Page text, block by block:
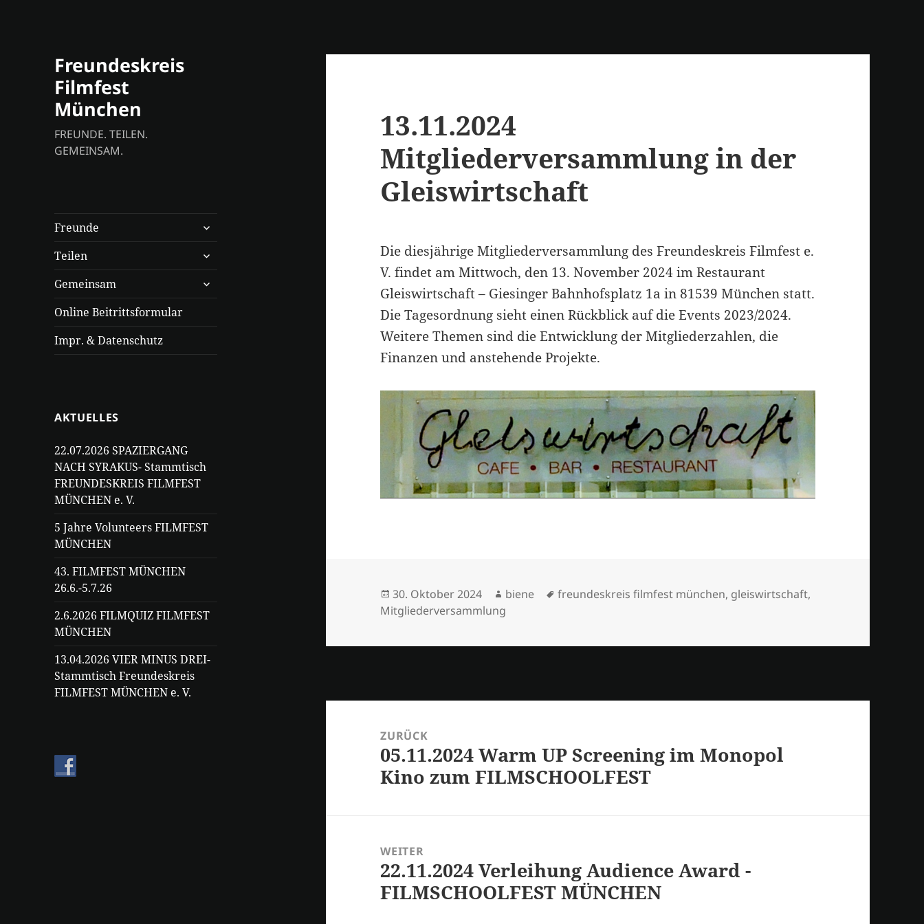
Freundeskreis
Filmfest
München
FREUNDE. TEILEN.
GEMEINSAM.
Freunde
untermenü
anzeigen
Teilen
untermenü
anzeigen
Gemeinsam
untermenü
anzeigen
Online Beitrittsformular
Impr. & Datenschutz
AKTUELLES
22.07.2026 SPAZIERGANG
NACH SYRAKUS- Stammtisch
FREUNDESKREIS FILMFEST
MÜNCHEN e. V.
5 Jahre Volunteers FILMFEST
MÜNCHEN
43. FILMFEST MÜNCHEN
26.6.-5.7.26
2.6.2026 FILMQUIZ FILMFEST
MÜNCHEN
13.04.2026 VIER MINUS DREI-
Stammtisch Freundeskreis
FILMFEST MÜNCHEN e. V.
13.11.2024
Mitgliederversammlung in der
Gleiswirtschaft
Die diesjährige Mitgliederversammlung des Freundeskreis Filmfest e.
V. findet am Mittwoch, den 13. November 2024 im Restaurant
Gleiswirtschaft – Giesinger Bahnhofsplatz 1a in 81539 München statt.
Die Tagesordnung sieht einen Rückblick auf die Events 2023/2024.
Weitere Themen sind die Entwicklung der Mitgliederzahlen, die
Finanzen und anstehende Projekte.
Veröffentlicht
am
30. Oktober 2024 Autor
biene Schlagwörter
freundeskreis filmfest münchen, gleiswirtschaft,
Mitgliederversammlung
NavigationZURÜCK
Vorheriger
Beitrag:
05.11.2024 Warm UP Screening im Monopol
Kino zum FILMSCHOOLFEST
WEITER
Nächster
Beitrag:
22.11.2024 Verleihung Audience Award -
FILMSCHOOLFEST MÜNCHEN